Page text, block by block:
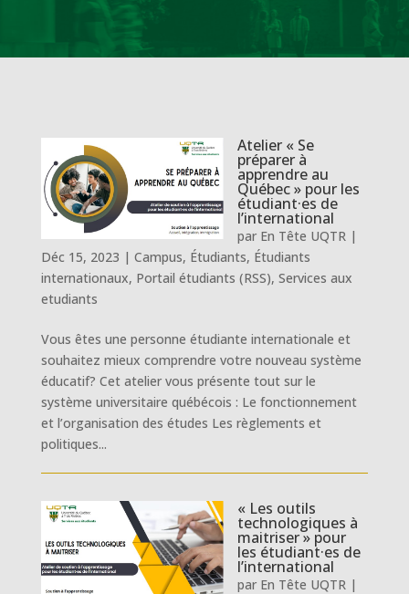
Atelier « Se
préparer à
apprendre au
Québec » pour les
étudiant·es de
l’international
par En Tête UQTR|
Déc 15, 2023 | Campus, Étudiants, Étudiants
internationaux, Portail étudiants (RSS), Services aux
etudiants
Vous êtes une personne étudiante internationale et
souhaitez mieux comprendre votre nouveau système
éducatif? Cet atelier vous présente tout sur le
système universitaire québécois : Le fonctionnement
et l’organisation des études Les règlements et
politiques...
« Les outils
technologiques à
maitriser » pour
les étudiant·es de
l’international
par En Tête UQTR|